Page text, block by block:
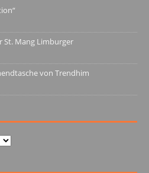
St. Mang Limburger
von Trendhim